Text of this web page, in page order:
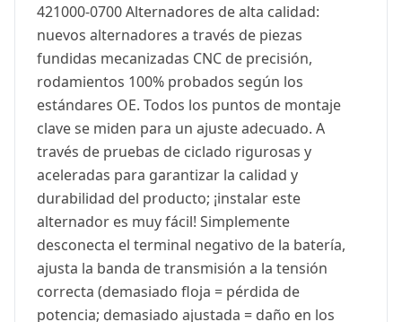
421000-0700 Alternadores de alta calidad:
nuevos alternadores a través de piezas
fundidas mecanizadas CNC de precisión,
rodamientos 100% probados según los
estándares OE. Todos los puntos de montaje
clave se miden para un ajuste adecuado. A
través de pruebas de ciclado rigurosas y
aceleradas para garantizar la calidad y
durabilidad del producto; ¡instalar este
alternador es muy fácil! Simplemente
desconecta el terminal negativo de la batería,
ajusta la banda de transmisión a la tensión
correcta (demasiado floja = pérdida de
potencia; demasiado ajustada = daño en los